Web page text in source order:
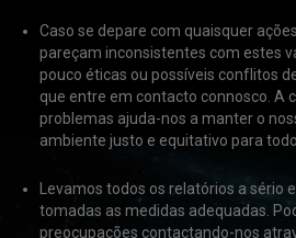
Caso se depare com quaisquer
pareçam inconsistentes com estes
pouco éticas ou possíveis conflitos
que entre em contacto connosco. A
problemas ajuda-nos a manter o
ambiente justo e equitativo para
Levamos todos os relatórios a sério
tomadas as medidas adequadas.
preocupações contactando-nos